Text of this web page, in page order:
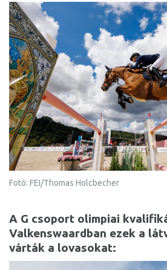
Fotó: FEI/Thomas Holcbecher
A G csoport olimpiai
Valkenswaardban ezek a
várták a lovasokat: